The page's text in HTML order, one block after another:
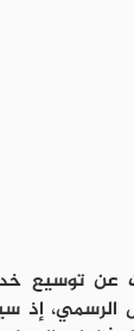
عن توسيع
إذ